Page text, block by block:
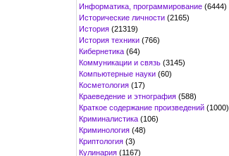
Информатика, программирование (6444)
Исторические личности (2165)
История (21319)
История техники (766)
Кибернетика (64)
Коммуникации и связь (3145)
Компьютерные науки (60)
Косметология (17)
Краеведение и этнография (588)
Краткое содержание произведений (1000)
Криминалистика (106)
Криминология (48)
Криптология (3)
Кулинария (1167)